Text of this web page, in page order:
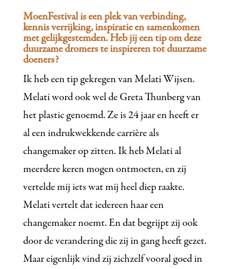
MoenFestival is een plek van verbinding,
kennis verrijking, inspiratie en samenkomen
met gelijkgestemden. Heb jij een tip om deze
duurzame dromers te inspireren tot duurzame
doeners?
Ik heb een tip gekregen van Melati Wijsen.
Melati word ook wel de Greta Thunberg van
het plastic genoemd. Ze is 24 jaar en heeft er
al een indrukwekkende carrière als
changemaker op zitten. Ik heb Melati al
meerdere keren mogen ontmoeten, en zij
vertelde mij iets wat mij heel diep raakte.
Melati vertelt dat iedereen haar een
changemaker noemt. En dat begrijpt zij ook
door de verandering die zij in gang heeft gezet.
Maar eigenlijk vind zij zichzelf vooral goed in